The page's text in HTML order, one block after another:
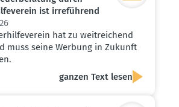
ist irreführend
hat zu weitreichend
muss seine Werbung in Zukunft
ganzen Text lesen